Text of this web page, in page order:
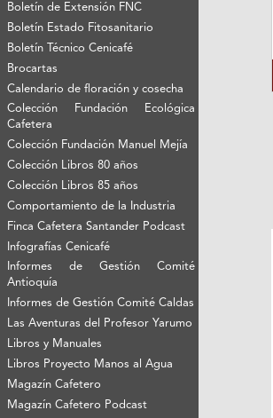
Boletín de Extensión FNC
Boletín Estado Fitosanitario
Boletín Técnico Cenicafé
Brocartas
Calendario de floración y cosecha
Colección Fundación Ecológica
Cafetera
Colección Fundación Manuel Mejía
Colección Libros 80 años
Colección Libros 85 años
Comportamiento de la Industria
Finca Cafetera Santander Podcast
Infografías Cenicafé
Informes de Gestión Comité
Antioquía
Informes de Gestión Comité Caldas
Las Aventuras del Profesor Yarumo
Libros y Manuales
Libros Proyecto Manos al Agua
Magazín Cafetero
Magazín Cafetero Podcast